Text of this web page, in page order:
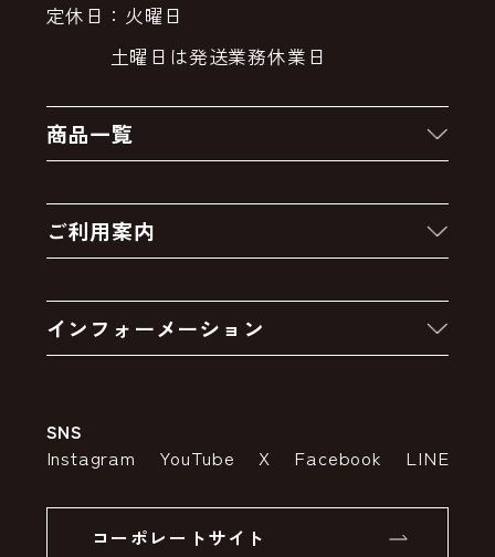
定休日：火曜日
土曜日は発送業務休業日
商品一覧
クーポン
卸販売・大量注文
アウトレットセール
ご利用案内
お支払いについて
インフォーメーション
特定商取引法の表示
SSLサーバー証明書とは
SNS
Instagram YouTube X Facebook LINE
コーポレートサイト